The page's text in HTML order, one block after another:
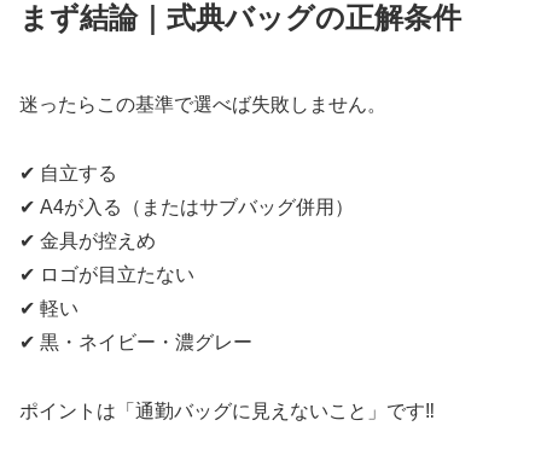
まず結論｜式典バッグの正解条件
迷ったらこの基準で選べば失敗しません。
✔ 自立する
✔ A4が入る（またはサブバッグ併用）
✔ 金具が控えめ
✔ ロゴが目立たない
✔ 軽い
✔ 黒・ネイビー・濃グレー
ポイントは「通勤バッグに見えないこと」です‼️